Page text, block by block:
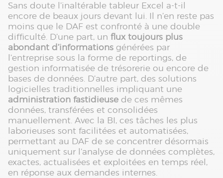
Sans doute l’inaltérable tableur Excel a-t-il
encore de beaux jours devant lui. Il n’en reste pas
moins que le DAF est confronté à une double
difficulté. D’une part, un flux toujours plus
abondant d’informations générées par
l’entreprise sous la forme de reportings, de
gestion informatisée de trésorerie ou encore de
bases de données. D’autre part, des solutions
logicielles traditionnelles impliquant une
administration fastidieuse de ces mêmes
données, transférées et consolidées
manuellement. Avec la BI, ces tâches les plus
laborieuses sont facilitées et automatisées,
permettant au DAF de se concentrer désormais
uniquement sur l’analyse de données complètes,
exactes, actualisées et exploitées en temps réel,
en réponse aux demandes internes.